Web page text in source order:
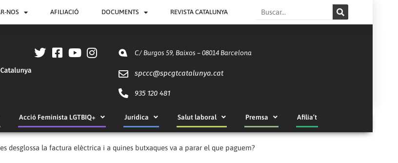
NOS AFILIACIÓ DOCUMENTS REVISTA CATALUNYA Search
C/ Burgos 59, Baixos – 08014 Barcelona
spccc@spcgtcatalunya.cat
935 120 481
Acció Feminista LGTBIQ+ Jurídica Salut laboral Premsa Afilia’t
desglossa la factura elèctrica i a quines butxaques va a parar el que paguem?